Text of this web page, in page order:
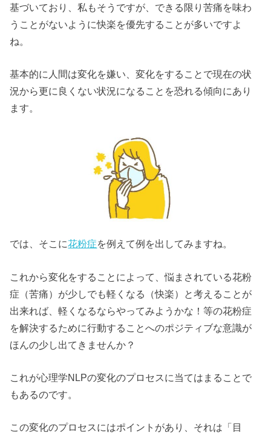
基づいており、私もそうですが、できる限り苦痛を味わ
うことがないように快楽を優先することが多いですよ
ね。
基本的に人間は変化を嫌い、変化をすることで現在の状
況から更に良くない状況になることを恐れる傾向にあり
ます。
では、そこに花粉症を例えて例を出してみますね。
これから変化をすることによって、悩まされている花粉
症（苦痛）が少しでも軽くなる（快楽）と考えることが
出来れば、軽くなるならやってみようかな！等の花粉症
を解決するために行動することへのポジティブな意識が
ほんの少し出てきませんか？
これが心理学NLPの変化のプロセスに当てはまることで
もあるのです。
この変化のプロセスにはポイントがあり、それは「目